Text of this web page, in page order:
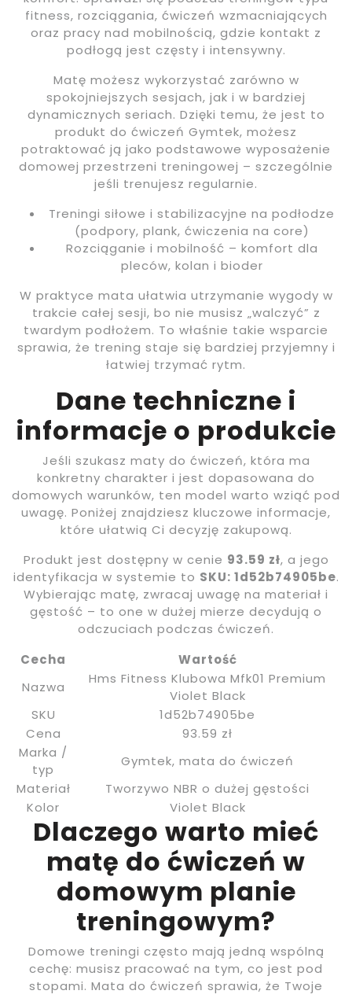
fitness, rozciągania, ćwiczeń wzmacniających
oraz pracy nad mobilnością, gdzie kontakt z
podłogą jest częsty i intensywny.
Matę możesz wykorzystać zarówno w
spokojniejszych sesjach, jak i w bardziej
dynamicznych seriach. Dzięki temu, że jest to
produkt do ćwiczeń Gymtek, możesz
potraktować ją jako podstawowe wyposażenie
domowej przestrzeni treningowej – szczególnie
jeśli trenujesz regularnie.
Treningi siłowe i stabilizacyjne na podłodze
(podpory, plank, ćwiczenia na core)
Rozciąganie i mobilność – komfort dla
pleców, kolan i bioder
W praktyce mata ułatwia utrzymanie wygody w
trakcie całej sesji, bo nie musisz „walczyć” z
twardym podłożem. To właśnie takie wsparcie
sprawia, że trening staje się bardziej przyjemny i
łatwiej trzymać rytm.
Dane techniczne i
informacje o produkcie
Jeśli szukasz maty do ćwiczeń, która ma
konkretny charakter i jest dopasowana do
domowych warunków, ten model warto wziąć pod
uwagę. Poniżej znajdziesz kluczowe informacje,
które ułatwią Ci decyzję zakupową.
Produkt jest dostępny w cenie 93.59 zł, a jego
identyfikacja w systemie to SKU: 1d52b74905be.
Wybierając matę, zwracaj uwagę na materiał i
gęstość – to one w dużej mierze decydują o
odczuciach podczas ćwiczeń.
Cecha
Wartość
Nazwa
Hms Fitness Klubowa Mfk01 Premium
Violet Black
SKU
1d52b74905be
Cena
93.59 zł
Marka /
typ
Gymtek, mata do ćwiczeń
Materiał
Tworzywo NBR o dużej gęstości
Kolor
Violet Black
Dlaczego warto mieć
matę do ćwiczeń w
domowym planie
treningowym?
Domowe treningi często mają jedną wspólną
cechę: musisz pracować na tym, co jest pod
stopami. Mata do ćwiczeń sprawia, że Twoje